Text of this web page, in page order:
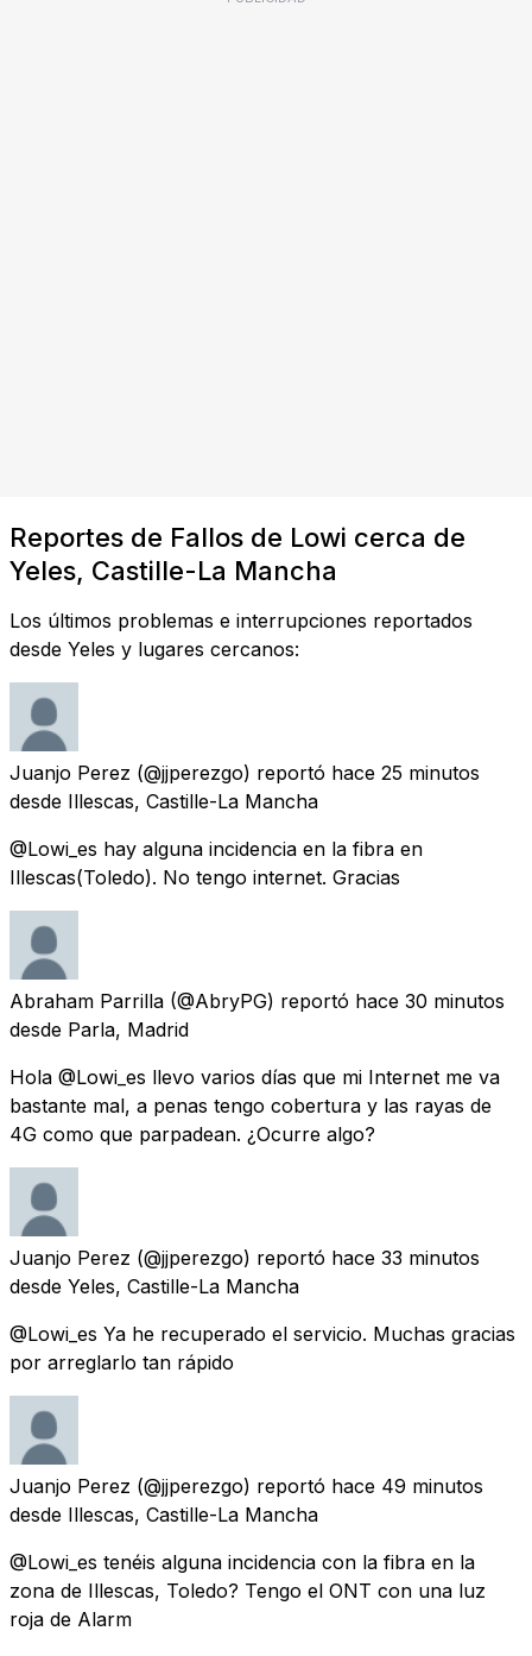
Reportes de Fallos de Lowi cerca de
Yeles, Castille-La Mancha
Los últimos problemas e interrupciones reportados
desde Yeles y lugares cercanos:
Juanjo Perez (@jjperezgo) reportó hace 25 minutos
desde Illescas, Castille-La Mancha
@Lowi_es hay alguna incidencia en la fibra en
Illescas(Toledo). No tengo internet. Gracias
Abraham Parrilla (@AbryPG) reportó hace 30 minutos
desde Parla, Madrid
Hola @Lowi_es llevo varios días que mi Internet me va
bastante mal, a penas tengo cobertura y las rayas de
4G como que parpadean. ¿Ocurre algo?
Juanjo Perez (@jjperezgo) reportó hace 33 minutos
desde Yeles, Castille-La Mancha
@Lowi_es Ya he recuperado el servicio. Muchas gracias
por arreglarlo tan rápido
Juanjo Perez (@jjperezgo) reportó hace 49 minutos
desde Illescas, Castille-La Mancha
@Lowi_es tenéis alguna incidencia con la fibra en la
zona de Illescas, Toledo? Tengo el ONT con una luz
roja de Alarm